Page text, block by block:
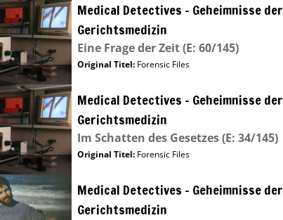
Medical Detectives – Geheimnisse der
Gerichtsmedizin
Eine Frage der Zeit(E: 60/145)
Original Titel: Forensic Files
Medical Detectives – Geheimnisse der
Gerichtsmedizin
Im Schatten des Gesetzes(E: 34/145)
Original Titel: Forensic Files
Medical Detectives – Geheimnisse der
Gerichtsmedizin